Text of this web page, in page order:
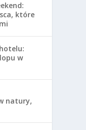
które
w
natury,